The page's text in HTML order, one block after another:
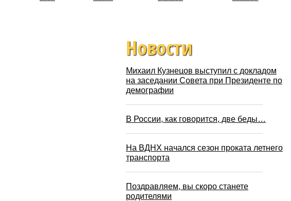
Новости
Михаил Кузнецов выступил с докладом
на заседании Совета при Президенте по
демографии
В России, как говорится, две беды…
На ВДНХ начался сезон проката летнего
транспорта
Поздравляем, вы скоро станете
родителями